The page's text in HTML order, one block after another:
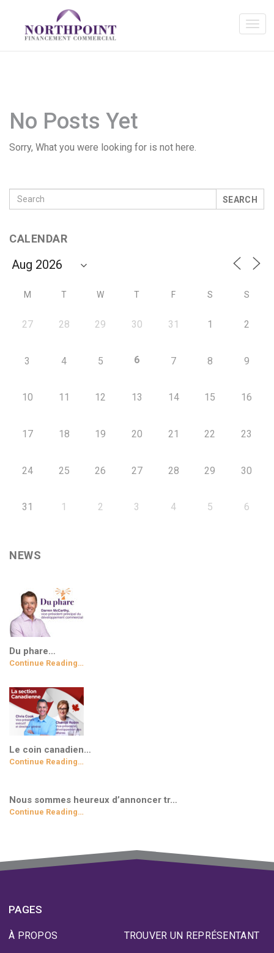
No Posts Yet
Sorry, What you were looking for is not here.
SEARCH
CALENDAR
M T W T F S S
27 28 29 30 31 1 2
3 4 5 6 7 8 9
10 11 12 13 14 15 16
17 18 19 20 21 22 23
24 25 26 27 28 29 30
31 1 2 3 4 5 6
NEWS
Du phare…
Continue Reading…
Le coin canadien…
Continue Reading…
Nous sommes heureux d’annoncer tr…
Continue Reading…
PAGES
À PROPOS TROUVER UN REPRÉSENTANT